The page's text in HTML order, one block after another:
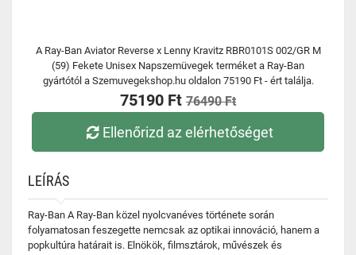
A Ray-Ban Aviator Reverse x Lenny Kravitz RBR0101S 002/GR M
(59) Fekete Unisex Napszemüvegek terméket a Ray-Ban
gyártótól a Szemuvegekshop.hu oldalon 75190 Ft - ért találja.
75190 Ft 76490 Ft
Ellenőrizd az elérhetőséget
LEÍRÁS
Ray-Ban A Ray-Ban közel nyolcvanéves története során
folyamatosan feszegette nemcsak az optikai innováció, hanem a
popkultúra határait is. Elnökök, filmsztárok, művészek és